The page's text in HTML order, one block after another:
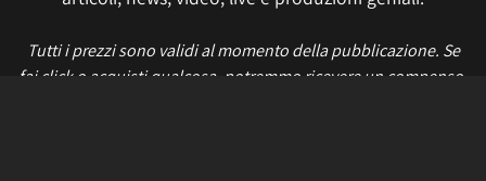
Tutti i prezzi sono validi al momento della pubblicazione. Se
fai click o acquisti qualcosa, potremmo ricevere un compenso.